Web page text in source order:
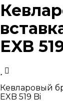
EXB
Кевларовый
EXB 519 Bi